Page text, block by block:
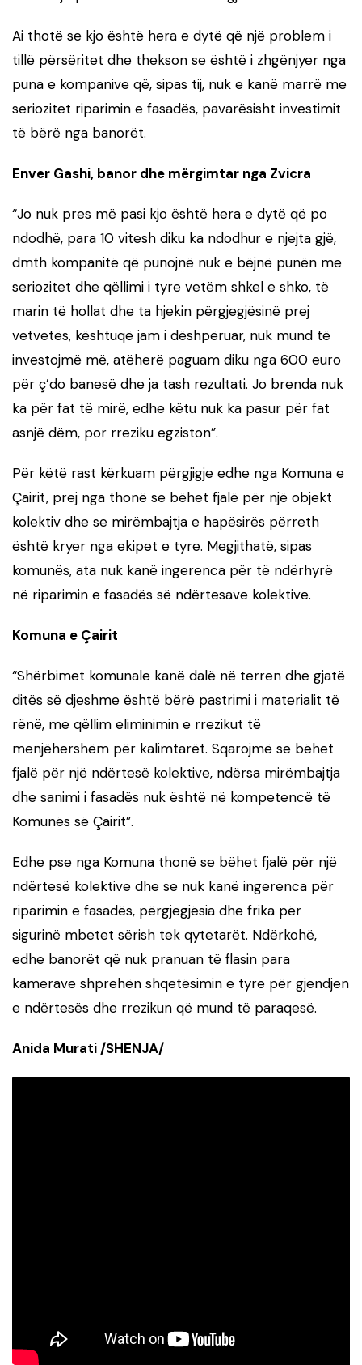
Ai thotë se kjo është hera e dytë që një problem i
tillë përsëritet dhe thekson se është i zhgënjyer nga
puna e kompanive që, sipas tij, nuk e kanë marrë me
seriozitet riparimin e fasadës, pavarësisht investimit
të bërë nga banorët.
Enver Gashi, banor dhe mërgimtar nga Zvicra
“Jo nuk pres më pasi kjo është hera e dytë që po
ndodhë, para 10 vitesh diku ka ndodhur e njejta gjë,
dmth kompanitë që punojnë nuk e bëjnë punën me
seriozitet dhe qëllimi i tyre vetëm shkel e shko, të
marin të hollat dhe ta hjekin përgjegjësinë prej
vetvetës, kështuqë jam i dëshpëruar, nuk mund të
investojmë më, atëherë paguam diku nga 600 euro
për ç’do banesë dhe ja tash rezultati. Jo brenda nuk
ka për fat të mirë, edhe këtu nuk ka pasur për fat
asnjë dëm, por rreziku egziston”.
Për këtë rast kërkuam përgjigje edhe nga Komuna e
Çairit, prej nga thonë se bëhet fjalë për një objekt
kolektiv dhe se mirëmbajtja e hapësirës përreth
është kryer nga ekipet e tyre. Megjithatë, sipas
komunës, ata nuk kanë ingerenca për të ndërhyrë
në riparimin e fasadës së ndërtesave kolektive.
Komuna e Çairit
“Shërbimet komunale kanë dalë në terren dhe gjatë
ditës së djeshme është bërë pastrimi i materialit të
rënë, me qëllim eliminimin e rrezikut të
menjëhershëm për kalimtarët. Sqarojmë se bëhet
fjalë për një ndërtesë kolektive, ndërsa mirëmbajtja
dhe sanimi i fasadës nuk është në kompetencë të
Komunës së Çairit”.
Edhe pse nga Komuna thonë se bëhet fjalë për një
ndërtesë kolektive dhe se nuk kanë ingerenca për
riparimin e fasadës, përgjegjësia dhe frika për
sigurinë mbetet sërish tek qytetarët. Ndërkohë,
edhe banorët që nuk pranuan të flasin para
kamerave shprehën shqetësimin e tyre për gjendjen
e ndërtesës dhe rrezikun që mund të paraqesë.
Anida Murati /SHENJA/